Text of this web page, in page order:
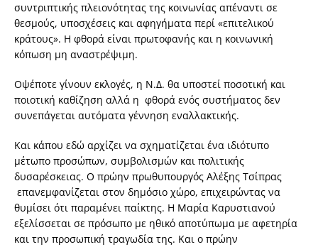
συντριπτικής πλειονότητας της κοινωνίας απέναντι σε
θεσμούς, υποσχέσεις και αφηγήματα περί «επιτελικού
κράτους». Η φθορά είναι πρωτοφανής και η κοινωνική
κόπωση μη αναστρέψιμη.
Οψέποτε γίνουν εκλογές, η Ν.Δ. θα υποστεί ποσοτική και
ποιοτική καθίζηση αλλά η φθορά ενός συστήματος δεν
συνεπάγεται αυτόματα γέννηση εναλλακτικής.
Και κάπου εδώ αρχίζει να σχηματίζεται ένα ιδιότυπο
μέτωπο προσώπων, συμβολισμών και πολιτικής
δυσαρέσκειας. Ο πρώην πρωθυπουργός Αλέξης Τσίπρας
επανεμφανίζεται στον δημόσιο χώρο, επιχειρώντας να
θυμίσει ότι παραμένει παίκτης. Η Μαρία Καρυστιανού
εξελίσσεται σε πρόσωπο με ηθικό αποτύπωμα με αφετηρία
και την προσωπική τραγωδία της. Και ο πρώην